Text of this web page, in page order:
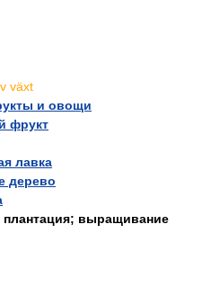
växt
и овощи
фрукт
лавка
дерево
выращивание